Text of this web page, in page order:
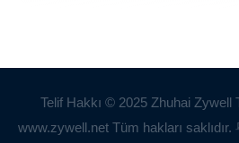
Telif Hakkı © 2025 Zhuhai Zywell
www.zywell.net Tüm hakları saklıdır.